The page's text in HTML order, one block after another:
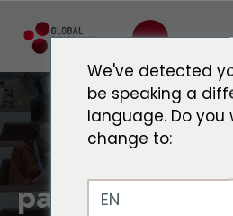
pandemia en
We've detected
be speaking a
language. Do you
change to:
EN